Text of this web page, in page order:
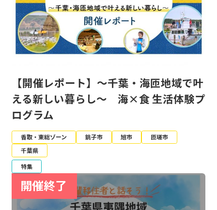
【開催レポート】～千葉・海匝地域で叶
える新しい暮らし～ 海×食 生活体験プ
ログラム
香取・東総ゾーン 銚子市 旭市
匝瑳市
千葉県
特集